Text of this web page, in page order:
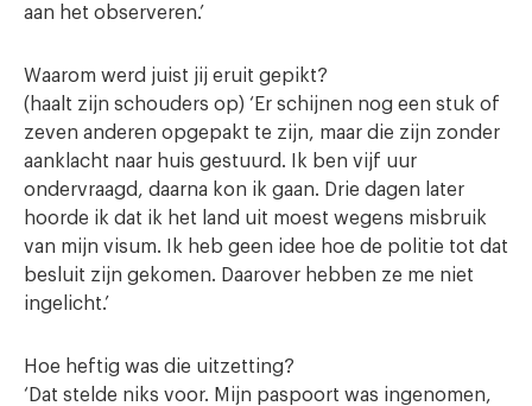
aan het observeren.’
Waarom werd juist jij eruit gepikt?
(haalt zijn schouders op) ‘Er schijnen nog een stuk of
zeven anderen opgepakt te zijn, maar die zijn zonder
aanklacht naar huis gestuurd. Ik ben vijf uur
ondervraagd, daarna kon ik gaan. Drie dagen later
hoorde ik dat ik het land uit moest wegens misbruik
van mijn visum. Ik heb geen idee hoe de politie tot dat
besluit zijn gekomen. Daarover hebben ze me niet
ingelicht.’
Hoe heftig was die uitzetting?
‘Dat stelde niks voor. Mijn paspoort was ingenomen,